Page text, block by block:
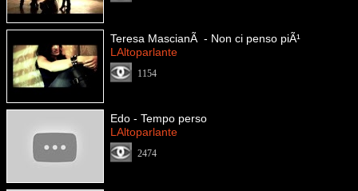
Teresa MascianÃ - Non ci penso piÃ¹
LAltoparlante
1154
Edo - Tempo perso
LAltoparlante
2474